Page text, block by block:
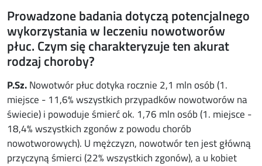
Prowadzone badania dotyczą potencjalnego
wykorzystania w leczeniu nowotworów
płuc. Czym się charakteryzuje ten akurat
rodzaj choroby?
P.Sz.Nowotwór płuc dotyka rocznie 2,1 mln osób (1.
miejsce - 11,6% wszystkich przypadków nowotworów na
świecie) i powoduje śmierć ok. 1,76 mln osób (1. miejsce -
18,4% wszystkich zgonów z powodu chorób
nowotworowych). U mężczyzn, nowotwór ten jest główną
przyczyną śmierci (22% wszystkich zgonów), a u kobiet